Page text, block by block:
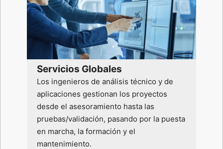
Servicios Globales
Los ingenieros de análisis técnico y de
aplicaciones gestionan los proyectos
desde el asesoramiento hasta las
pruebas/validación, pasando por la puesta
en marcha, la formación y el
mantenimiento.